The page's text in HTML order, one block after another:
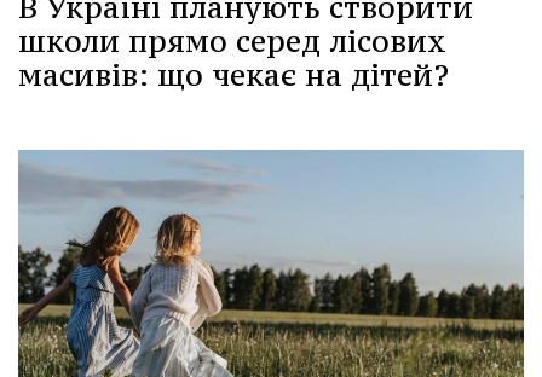
школи прямо серед лісових
масивів: що чекає на дітей?